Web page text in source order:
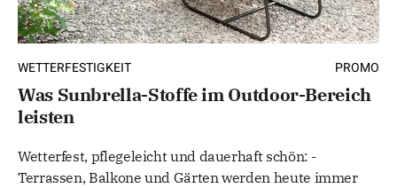
PROMO
WETTERFESTIGKEIT
Was Sunbrella-Stoffe im Outdoor-Bereich
leisten
Wetterfest, pflegeleicht und dauerhaft schön: -
Terrassen, Balkone und Gärten werden heute immer